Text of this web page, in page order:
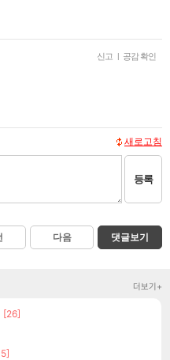
신고 | 공감 확인
새로고침
등록
다음 댓글보기
더보기+
[26]